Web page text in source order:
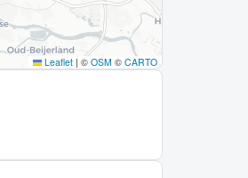
Leaflet | © OSM © CARTO